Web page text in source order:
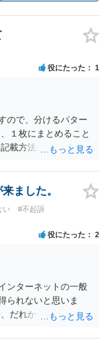
役にたった 1
ので、分けるパター
１枚にまとめること
載方法については、
ます。
ました。
い
#不起訴
役にたった 2
ンターネットの一般
られないと思いま
だれからどのような
お近くで詳細な法律